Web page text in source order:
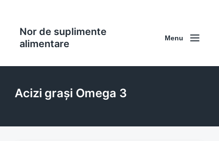
Nor de suplimente
alimentare
Menu
Acizi grași Omega 3